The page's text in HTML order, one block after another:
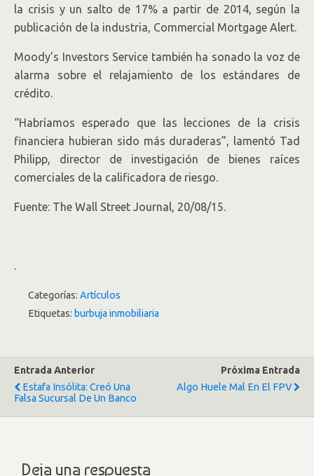
la crisis y un salto de 17% a partir de 2014, según la
publicación de la industria, Commercial Mortgage Alert.
Moody’s Investors Service también ha sonado la voz de
alarma sobre el relajamiento de los estándares de
crédito.
“Habríamos esperado que las lecciones de la crisis
financiera hubieran sido más duraderas”, lamentó Tad
Philipp, director de investigación de bienes raíces
comerciales de la calificadora de riesgo.
Fuente: The Wall Street Journal, 20/08/15.
.
Categorías: Artículos
Etiquetas: burbuja inmobiliaria
Entrada Anterior
Estafa Insólita: Creó Una
Falsa Sucursal De Un Banco
Próxima Entrada
Algo Huele Mal En El FPV
Deja una respuesta